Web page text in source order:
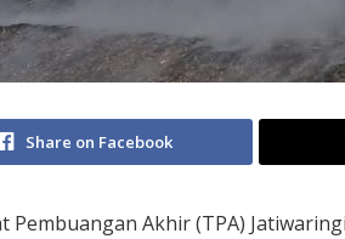
Share on Facebook
Pembuangan Akhir (TPA)